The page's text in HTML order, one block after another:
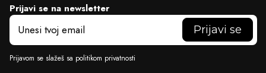
Prijavi se na newsletter
E
a
iPrijavom se slažeš sa politikom privatnosti